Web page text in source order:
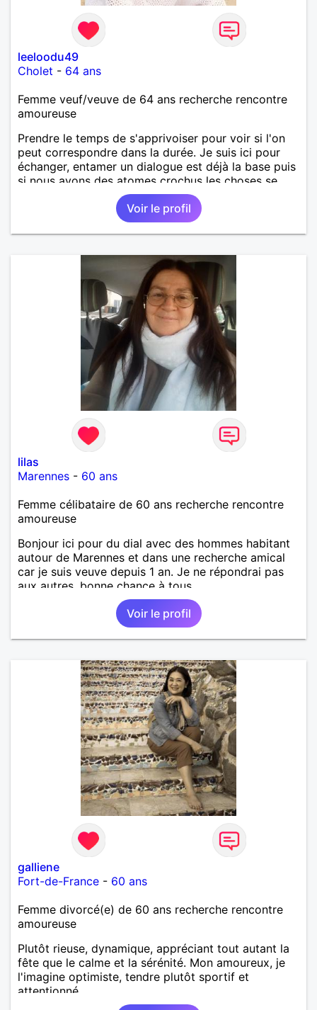
leeloodu49
Cholet - 64 ans
Femme veuf/veuve de 64 ans recherche rencontre
amoureuse
Prendre le temps de s'apprivoiser pour voir si l'on
peut correspondre dans la durée. Je suis ici pour
échanger, entamer un dialogue est déjà la base puis
si nous avons des atomes crochus les choses se
mettrons en place petit à petit normalement.
Voir le profil
lilas
Marennes - 60 ans
Femme célibataire de 60 ans recherche rencontre
amoureuse
Bonjour ici pour du dial avec des hommes habitant
autour de Marennes et dans une recherche amical
car je suis veuve depuis 1 an. Je ne répondrai pas
aux autres, bonne chance à tous.
Voir le profil
galliene
Fort-de-France - 60 ans
Femme divorcé(e) de 60 ans recherche rencontre
amoureuse
Plutôt rieuse, dynamique, appréciant tout autant la
fête que le calme et la sérénité. Mon amoureux, je
l'imagine optimiste, tendre plutôt sportif et
attentionné.